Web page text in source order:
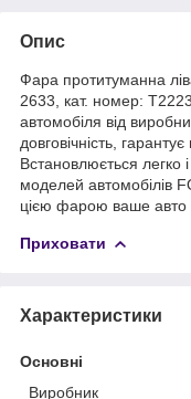
Опис
Фара протитуманна
2633, кат. номер:
автомобіля від
довговічність,
Встановлюється легко
моделей автомобілів
цією фарою ваше авто
Приховати
Характеристики
Основні
Виробник